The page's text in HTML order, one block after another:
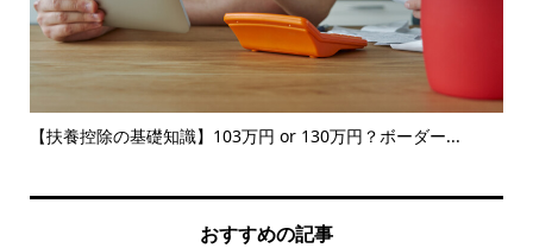
【扶養控除の基礎知識】103万円 or 130万円？ボーダー...
おすすめの記事